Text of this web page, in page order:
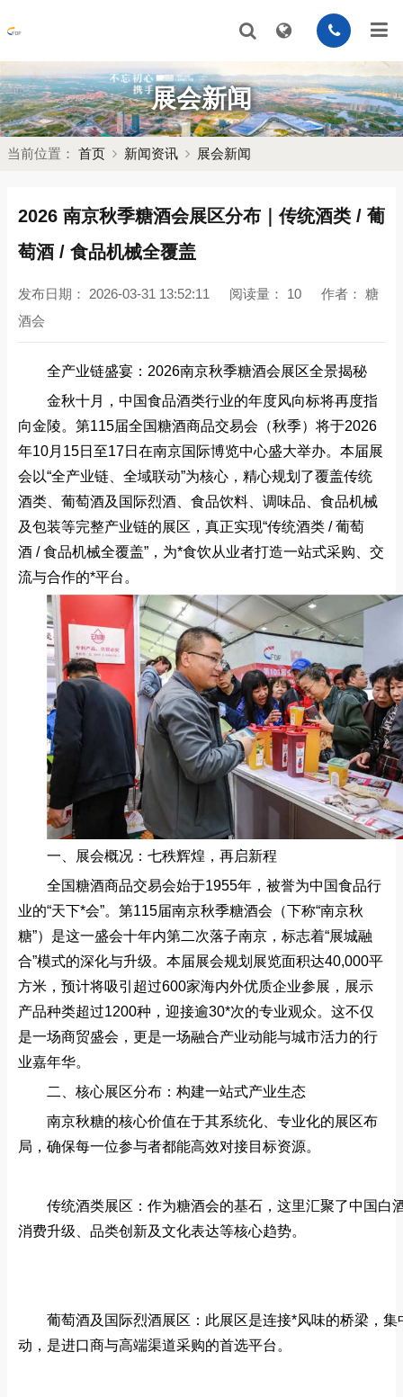
展会新闻
当前位置： 首页 新闻资讯 展会新闻
2026 南京秋季糖酒会展区分布｜传统酒类 / 葡
萄酒 / 食品机械全覆盖
发布日期： 2026-03-31 13:52:11 阅读量： 10 作者： 糖
酒会
全产业链盛宴：2026南京秋季糖酒会展区全景揭秘
金秋十月，中国食品酒类行业的年度风向标将再度指
向金陵。第115届全国糖酒商品交易会（秋季）将于2026
年10月15日至17日在南京国际博览中心盛大举办。本届展
会以“全产业链、全域联动”为核心，精心规划了覆盖传统
酒类、葡萄酒及国际烈酒、食品饮料、调味品、食品机械
及包装等完整产业链的展区，真正实现“传统酒类 / 葡萄
酒 / 食品机械全覆盖”，为*食饮从业者打造一站式采购、交
流与合作的*平台。
一、展会概况：七秩辉煌，再启新程
全国糖酒商品交易会始于1955年，被誉为中国食品行
业的“天下*会”。第115届南京秋季糖酒会（下称“南京秋
糖”）是这一盛会十年内第二次落子南京，标志着“展城融
合”模式的深化与升级。本届展会规划展览面积达40,000平
方米，预计将吸引超过600家海内外优质企业参展，展示
产品种类超过1200种，迎接逾30*次的专业观众。这不仅
是一场商贸盛会，更是一场融合产业动能与城市活力的行
业嘉年华。
二、核心展区分布：构建一站式产业生态
南京秋糖的核心价值在于其系统化、专业化的展区布
局，确保每一位参与者都能高效对接目标资源。
传统酒类展区：作为糖酒会的基石，这里汇聚了中国白
消费升级、品类创新及文化表达等核心趋势。
葡萄酒及国际烈酒展区：此展区是连接*风味的桥梁，
动，是进口商与高端渠道采购的首选平台。